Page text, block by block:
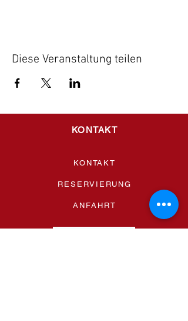
Diese Veranstaltung teilen
KONTAKT
KONTAKT
RESERVIERUNG
ANFAHRT